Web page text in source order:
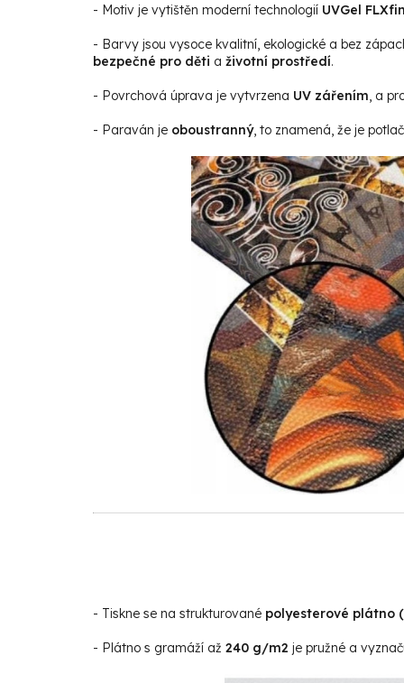
- Motiv je vytištěn moderní technologií UVGel
- Barvy jsou vysoce kvalitní, ekologické a bez
bezpečné pro děti a životní prostředí.
- Povrchová úprava je vytvrzena UV zářením, a
- Paraván je oboustranný, to znamená, že je
- Tiskne se na strukturované polyesterové plátno
- Plátno s gramáží až 240 g/m2 je pružné a